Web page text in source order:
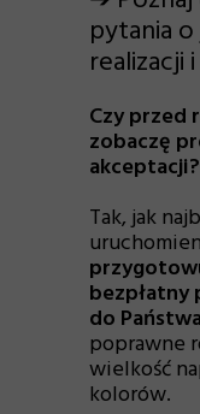
pytania
realizacji
Czy przed
zobaczę
akceptacji?
Tak, jak
do
poprawne
wielkość
kolorów.